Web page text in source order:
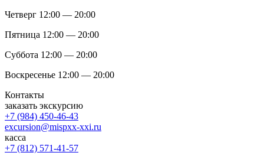
Четверг 12:00 — 20:00
Пятница 12:00 — 20:00
Суббота 12:00 — 20:00
Воскресенье 12:00 — 20:00
Контакты
заказать экскурсию
+7 (984) 450-46-43
excursion@mispxx-xxi.ru
касса
+7 (812) 571-41-57